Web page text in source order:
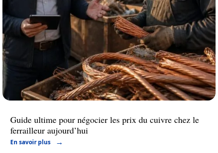
Guide ultime pour négocier les prix du cuivre chez le
ferrailleur aujourd’hui
En savoir plus